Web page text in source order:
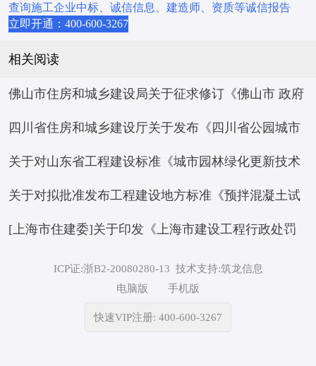
查询施工企业中标、诚信信息、建造师、资质等诚信报告
立即开通：400-600-3267
相关阅读
佛山市住房和城乡建设局关于征求修订《佛山市 政府
投资房屋市政工程项目标后履约评价 管理办法（试
行）》意见的函
四川省住房和城乡建设厅关于发布《四川省公园城市
建设评价标准》等 10项四川省工程建设地方标准的通
知
关于对山东省工程建设标准《城市园林绿化更新技术
标准》征求意见的函
关于对拟批准发布工程建设地方标准《预拌混凝土试
验与应用技术标准》进行公示的通知
[上海市住建委]关于印发《上海市建设工程行政处罚
裁量基准（2026年版）》的通知 沪建规范〔2026〕6
ICP证:浙B2-20080280-13 技术支持:筑龙信息
电脑版
手机版
快速VIP注册: 400-600-3267